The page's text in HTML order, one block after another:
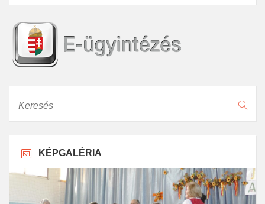
KÉPGALÉRIA